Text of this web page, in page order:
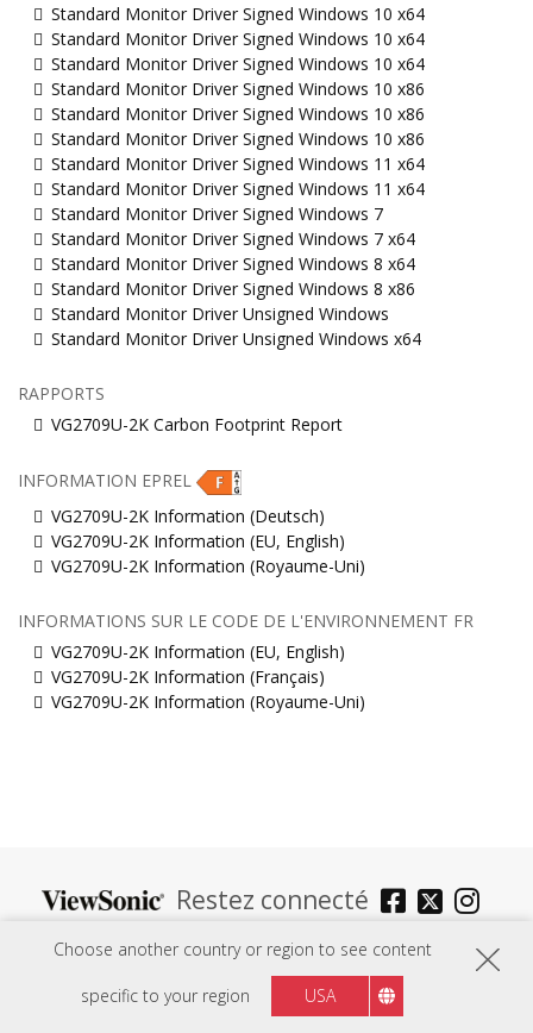
Choose another country or region to see content
specific to your region USA
Standard Monitor Driver Signed Windows 10 x64
Standard Monitor Driver Signed Windows 10 x64
Standard Monitor Driver Signed Windows 10 x64
Standard Monitor Driver Signed Windows 10 x86
Standard Monitor Driver Signed Windows 10 x86
Standard Monitor Driver Signed Windows 10 x86
Standard Monitor Driver Signed Windows 11 x64
Standard Monitor Driver Signed Windows 11 x64
Standard Monitor Driver Signed Windows 7
Standard Monitor Driver Signed Windows 7 x64
Standard Monitor Driver Signed Windows 8 x64
Standard Monitor Driver Signed Windows 8 x86
Standard Monitor Driver Unsigned Windows
Standard Monitor Driver Unsigned Windows x64
RAPPORTS
VG2709U-2K Carbon Footprint Report
INFORMATION EPREL
VG2709U-2K Information (Deutsch)
VG2709U-2K Information (EU, English)
VG2709U-2K Information (Royaume-Uni)
INFORMATIONS SUR LE CODE DE L'ENVIRONNEMENT FR
VG2709U-2K Information (EU, English)
VG2709U-2K Information (Français)
VG2709U-2K Information (Royaume-Uni)
Restez connecté
Région : Belgium